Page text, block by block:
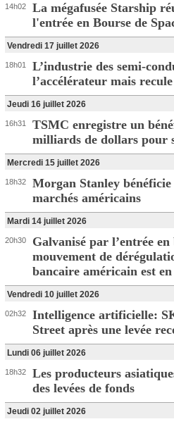
14h02
La mégafusée Starship
l'entrée en Bourse de
Vendredi 17 juillet 2026
18h01
L’industrie des semi-
l’accélérateur mais
Jeudi 16 juillet 2026
16h31
TSMC enregistre un
milliards de dollars pour
Mercredi 15 juillet 2026
18h32
Morgan Stanley
marchés américains
Mardi 14 juillet 2026
20h30
Galvanisé par l’entrée
mouvement de
bancaire américain est
Vendredi 10 juillet 2026
02h32
Intelligence artificielle:
Street après une levée
Lundi 06 juillet 2026
18h32
Les producteurs
des levées de fonds
Jeudi 02 juillet 2026